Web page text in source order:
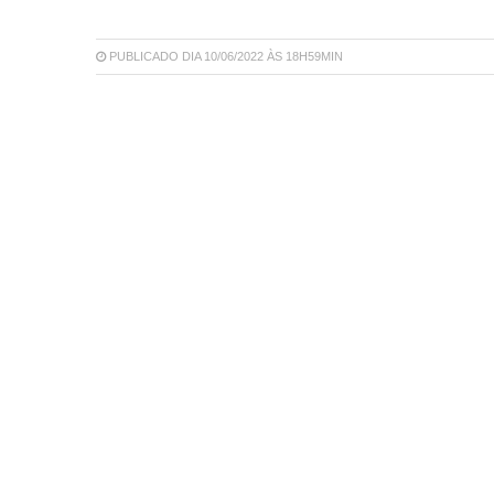
PUBLICADO DIA 10/06/2022 ÀS 18H59MIN